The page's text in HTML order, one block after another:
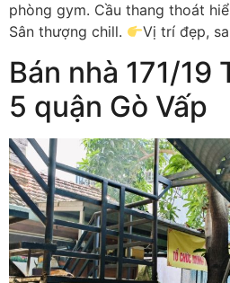
phòng gym. Cầu thang thoát
Sân thượng chill.
Vị trí đẹp,
Bán nhà 171/19
5 quận Gò Vấp